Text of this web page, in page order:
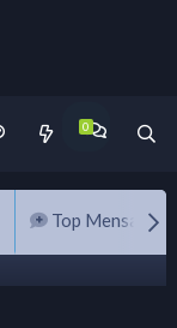
Top Mensajes